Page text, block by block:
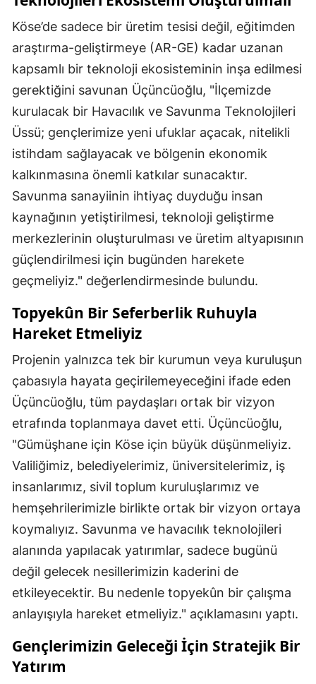
Yozgat
Zonguldak
Aksaray
Bayburt
Karaman
Kırıkkale
Batman
Bartın
Ardahan
Iğdır
Karabük
Kilis
Osmaniye
Düzce
Köse’de sadece bir üretim tesisi değil, eğitimden
araştırma-geliştirmeye (AR-GE) kadar uzanan
kapsamlı bir teknoloji ekosisteminin inşa edilmesi
gerektiğini savunan Üçüncüoğlu, "İlçemizde
kurulacak bir Havacılık ve Savunma Teknolojileri
Üssü; gençlerimize yeni ufuklar açacak, nitelikli
istihdam sağlayacak ve bölgenin ekonomik
kalkınmasına önemli katkılar sunacaktır.
Savunma sanayiinin ihtiyaç duyduğu insan
kaynağının yetiştirilmesi, teknoloji geliştirme
merkezlerinin oluşturulması ve üretim altyapısının
güçlendirilmesi için bugünden harekete
geçmeliyiz." değerlendirmesinde bulundu.
Topyekûn Bir Seferberlik Ruhuyla
Hareket Etmeliyiz
Projenin yalnızca tek bir kurumun veya kuruluşun
çabasıyla hayata geçirilemeyeceğini ifade eden
Üçüncüoğlu, tüm paydaşları ortak bir vizyon
etrafında toplanmaya davet etti. Üçüncüoğlu,
"Gümüşhane için Köse için büyük düşünmeliyiz.
Valiliğimiz, belediyelerimiz, üniversitelerimiz, iş
insanlarımız, sivil toplum kuruluşlarımız ve
hemşehrilerimizle birlikte ortak bir vizyon ortaya
koymalıyız. Savunma ve havacılık teknolojileri
alanında yapılacak yatırımlar, sadece bugünü
değil gelecek nesillerimizin kaderini de
etkileyecektir. Bu nedenle topyekûn bir çalışma
anlayışıyla hareket etmeliyiz." açıklamasını yaptı.
Gençlerimizin Geleceği İçin Stratejik Bir
Yatırım